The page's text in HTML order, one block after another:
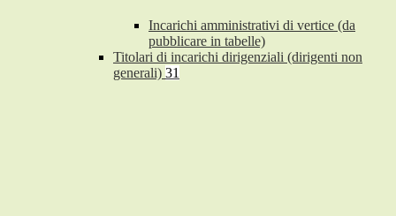
Incarichi amministrativi di vertice (da
pubblicare in tabelle)
Titolari di incarichi dirigenziali (dirigenti non
generali) 31